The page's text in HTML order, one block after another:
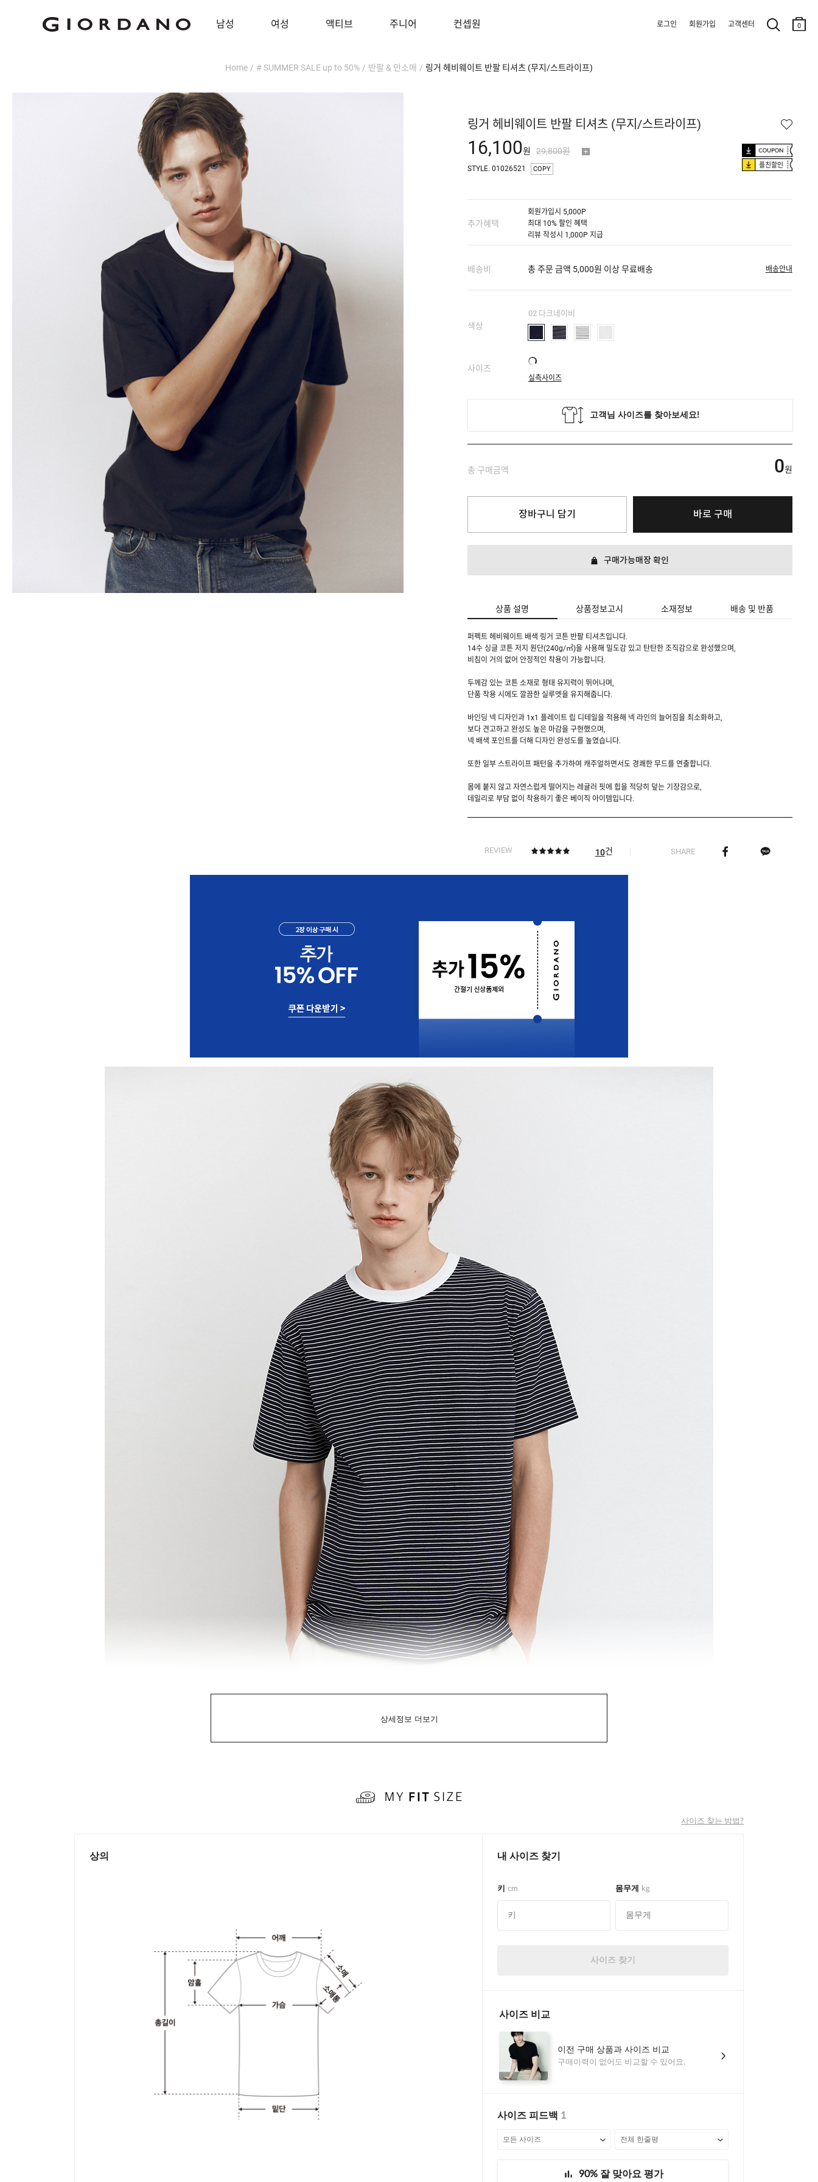
남성 여성 액티브 주니어 컨셉원 로그인 회원가입 고객센터 0
Home / # SUMMER SALE up to 50% / 반팔 & 민소매 / 링거 헤비웨이트 반팔 티셔츠 (무지/스트라이프)
링거 헤비웨이트 반팔 티셔츠 (무지/스트라이프)
16,100원 29,800원
플친할인
STYLE. 01026521 COPY
추가혜택
회원가입시 5,000P
최대 10% 할인 혜택
리뷰 작성시 1,000P 지급
배송비 총 주문 금액 5,000원 이상 무료배송 배송안내
색상
02 다크네이비
사이즈
실측사이즈
총 구매금액 0원
장바구니 담기 바로 구매
구매가능매장 확인
상품 설명 상품정보고시 소재정보 배송 및 반품
퍼펙트 헤비웨이트 배색 링거 코튼 반팔 티셔츠입니다.
14수 싱글 코튼 저지 원단(240g/㎡)을 사용해 밀도감 있고 탄탄한 조직감으로 완성했으며,
비침이 거의 없어 안정적인 착용이 가능합니다.
두께감 있는 코튼 소재로 형태 유지력이 뛰어나며,
단품 착용 시에도 깔끔한 실루엣을 유지해줍니다.
바인딩 넥 디자인과 1x1 플레이트 립 디테일을 적용해 넥 라인의 늘어짐을 최소화하고,
보다 견고하고 완성도 높은 마감을 구현했으며,
넥 배색 포인트를 더해 디자인 완성도를 높였습니다.
또한 일부 스트라이프 패턴을 추가하여 캐주얼하면서도 경쾌한 무드를 연출합니다.
몸에 붙지 않고 자연스럽게 떨어지는 레귤러 핏에 힙을 적당히 덮는 기장감으로,
데일리로 부담 없이 착용하기 좋은 베이직 아이템입니다.
REVIEW 10건 SHARE
상세정보 더보기